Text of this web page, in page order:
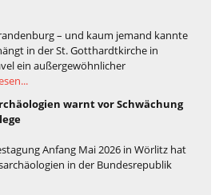
– und kaum jemand kannte
in der St. Gotthardtkirche in
ein außergewöhnlicher
warnt vor Schwächung
Anfang Mai 2026 in Wörlitz hat
in der Bundesrepublik